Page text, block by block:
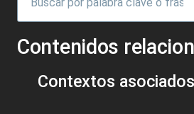
Contenidos
Contextos